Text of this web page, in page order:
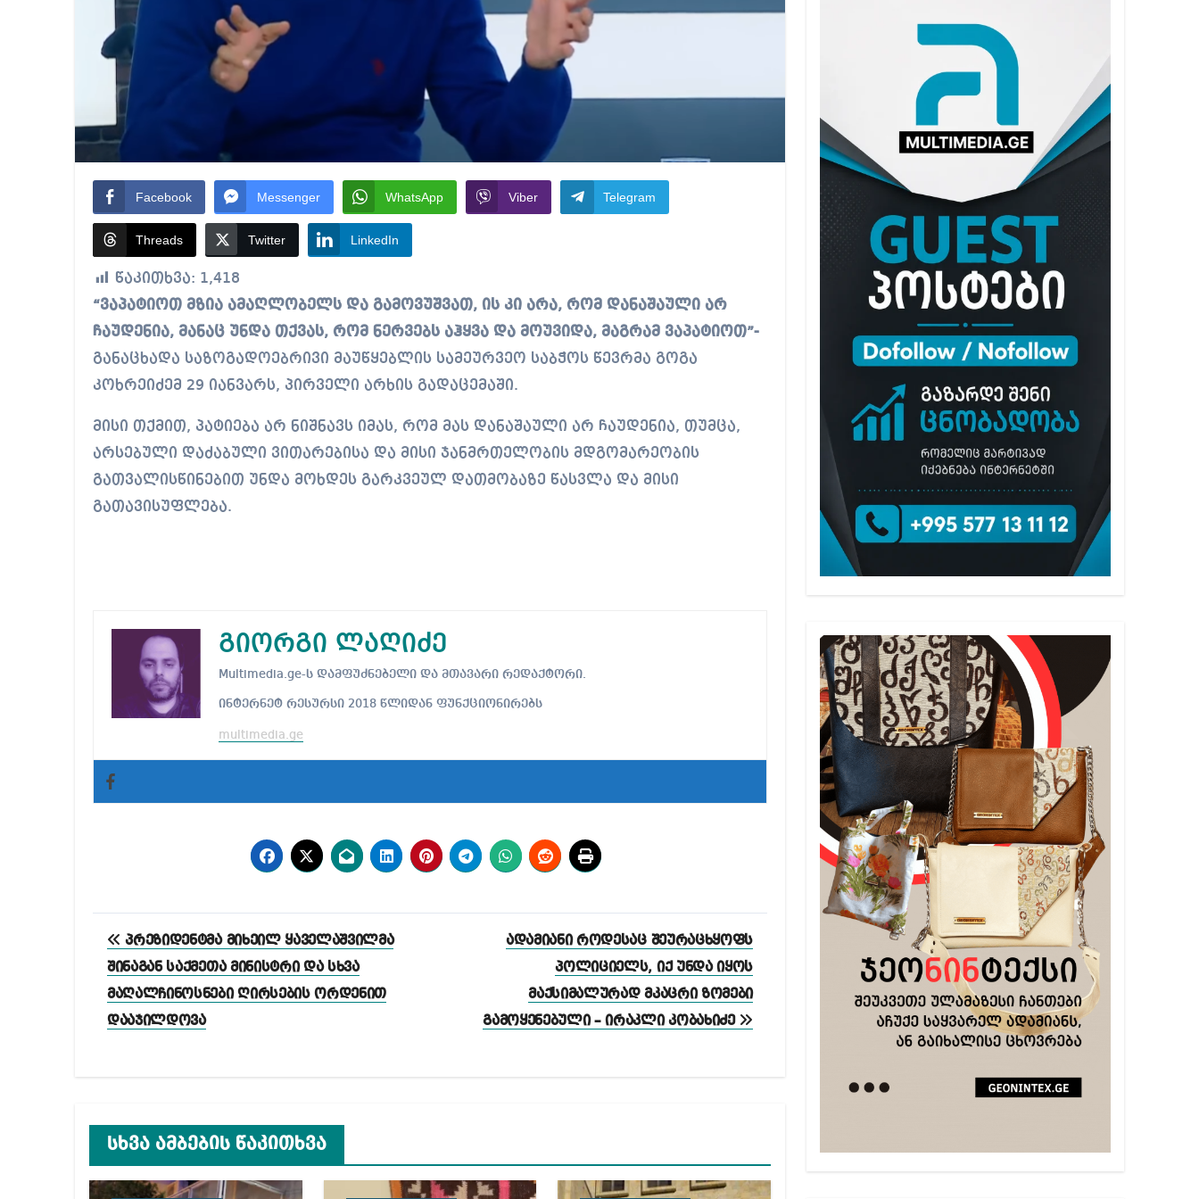
Facebook Messenger WhatsApp Viber Telegram
Threads Twitter LinkedIn
წაკითხვა: 1,418
“ვაპატიოთ მზია ამაღლობელს და გამოვუშვათ, ის კი არა, რომ დანაშაული არ
ჩაუდენია, მანაც უნდა თქვას, რომ ნერვებს აჰყვა და მოუვიდა, მაგრამ ვაპატიოთ”-
განაცხადა საზოგადოებრივი მაუწყებლის სამეურვეო საბჭოს წევრმა გოგა
კოხრეიძემ 29 იანვარს, პირველი არხის გადაცემაში.
მისი თქმით, პატიება არ ნიშნავს იმას, რომ მას დანაშაული არ ჩაუდენია, თუმცა,
არსებული დაძაბული ვითარებისა და მისი ჯანმრთელობის მდგომარეობის
გათვალისწინებით უნდა მოხდეს გარკვეულ დათმობაზე წასვლა და მისი
გათავისუფლება.
გიორგი ლაღიძე
Multimedia.ge-ს დამფუძნებელი და მთავარი რედაქტორი.
ინტერნეტ რესურსი 2018 წლიდან ფუნქციონირებს
multimedia.ge
პოსტის
ნავიგაცია
პრეზიდენტმა მიხეილ ყაველაშვილმა
შინაგან საქმეთა მინისტრი და სხვა
მაღალჩინოსნები ღირსების ორდენით
დააჯილდოვა
ადამიანი როდესაც შეურაცხყოფს
პოლიციელს, იქ უნდა იყოს
მაქსიმალურად მკაცრი ზომები
გამოყენებული – ირაკლი კობახიძე
სხვა ამბების წაკითხვა